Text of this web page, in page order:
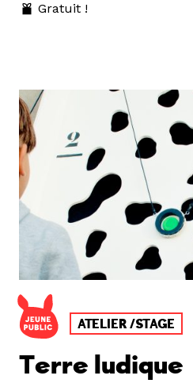
Gratuit !
ATELIER /STAGE
Terre ludique